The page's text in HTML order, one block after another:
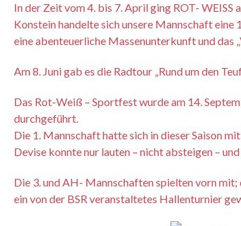
In der Zeit vom 4. bis 7. April ging ROT- WEISS
Konstein handelte sich unsere Mannschaft
eine abenteuerliche Massenunterkunft und das
Am 8. Juni gab es die Radtour „Rund um den
Das Rot-Weiß – Sportfest wurde am 14.
durchgeführt.
Die 1. Mannschaft hatte sich in dieser Saison
Devise konnte nur lauten – nicht absteigen –
Die 3. und AH- Mannschaften spielten vorn
ein von der BSR veranstaltetes Hallenturnier